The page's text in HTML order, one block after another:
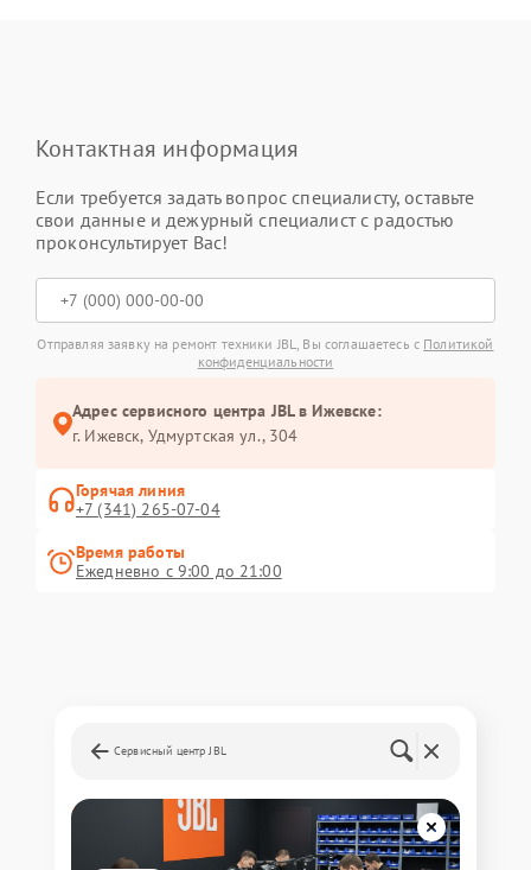
Контактная информация
Если требуется задать вопрос специалисту, оставьте
свои данные и дежурный специалист с радостью
проконсультирует Вас!
Отправляя заявку на ремонт техники JBL, Вы соглашаетесь с Политикой
конфиденциальности
Адрес сервисного центра JBL в Ижевске:
г. Ижевск, Удмуртская ул., 304
Горячая линия
+7 (341) 265-07-04
Время работы
Ежедневно с 9:00 до 21:00
Сервисный центр JBL